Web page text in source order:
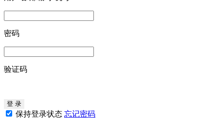
密码
验证码
保持登录状态 忘记密码